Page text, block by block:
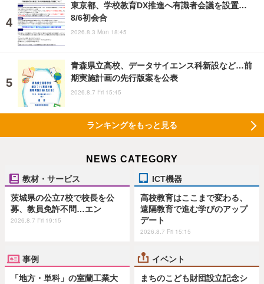
東京都、学校教育DX推進へ有識者会議を設置…
8/6初会合
2026.8.3 Mon 18:45
青森県立高校、データサイエンス科新設など…前
期実施計画の先行版案を公表
2026.8.7 Fri 15:45
ランキングをもっと見る
NEWS CATEGORY
教材・サービス
茨城県の公立7校で校長を公
募、教員免許不問…エン
2026.8.7 Fri 19:15
ICT機器
高校教育はここまで変わる、
遠隔教育で進む学びのアップ
デート
2026.8.7 Fri 15:15
事例
「地方・単科」の室蘭工業大
イベント
まちのこども財団設立記念シ